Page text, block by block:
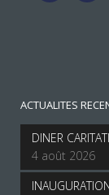
ACTUALITES
DINER
4 août 2026